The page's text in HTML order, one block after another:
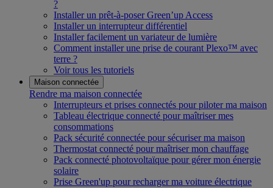
?
Installer un prêt-à-poser Green’up Access
Installer un interrupteur différentiel
Installer facilement un variateur de lumière
Comment installer une prise de courant Plexo™ avec
terre ?
Voir tous les tutoriels
Maison connectée
Rendre ma maison connectée
Interrupteurs et prises connectés pour piloter ma maison
Tableau électrique connecté pour maîtriser mes
consommations
Pack sécurité connectée pour sécuriser ma maison
Thermostat connecté pour maîtriser mon chauffage
Pack connecté photovoltaïque pour gérer mon énergie
solaire
Prise Green'up pour recharger ma voiture électrique